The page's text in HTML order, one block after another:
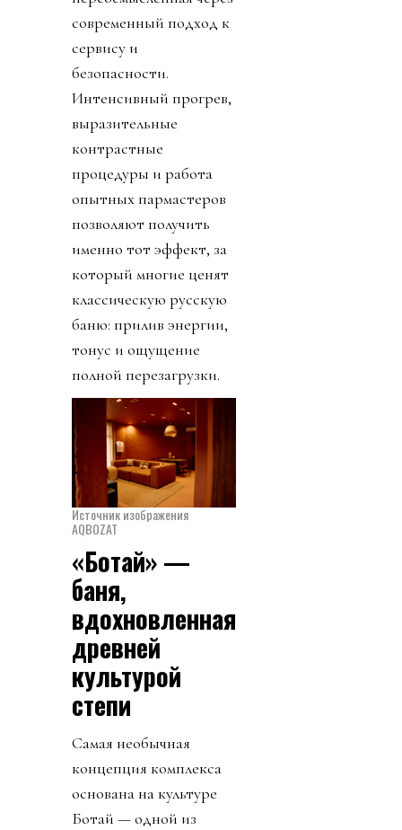
современный подход к
сервису и
безопасности.
Интенсивный прогрев,
выразительные
контрастные
процедуры и работа
опытных пармастеров
позволяют получить
именно тот эффект, за
который многие ценят
классическую русскую
баню: прилив энергии,
тонус и ощущение
полной перезагрузки.
Источник изображения
AQBOZAT
«Ботай» —
баня,
вдохновленная
древней
культурой
степи
Самая необычная
концепция комплекса
основана на культуре
Ботай — одной из